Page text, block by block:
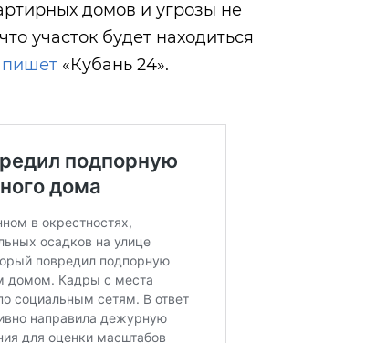
домов и угрозы не
участок будет находиться
пишет «Кубань 24».